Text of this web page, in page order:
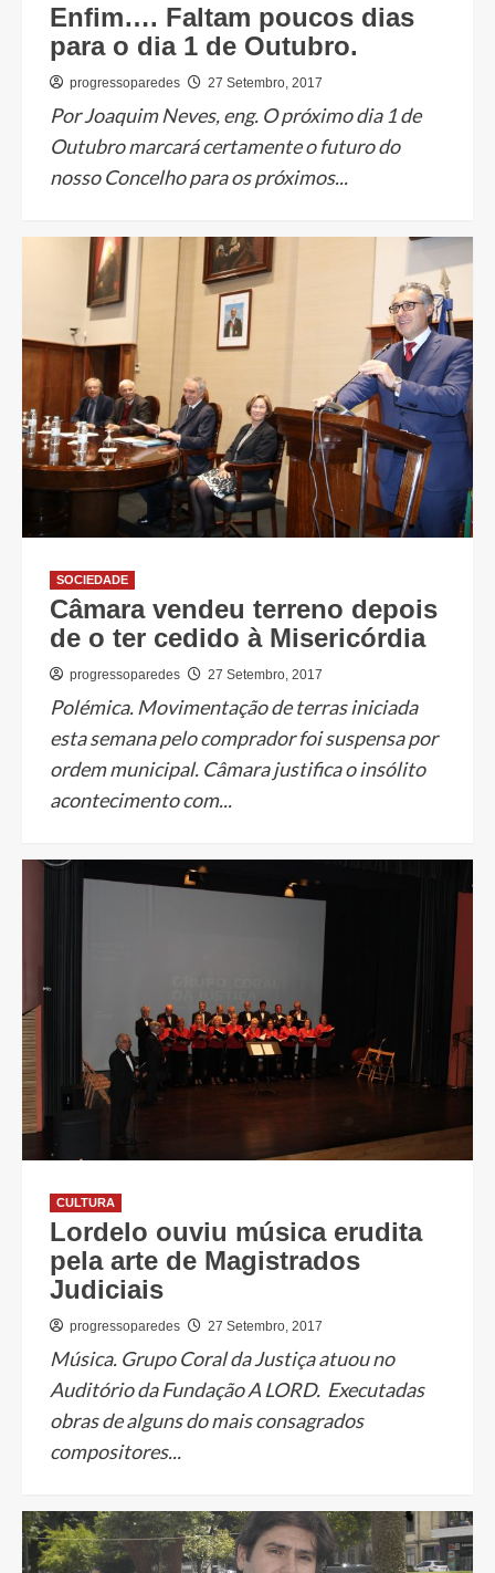
Enfim…. Faltam poucos dias
para o dia 1 de Outubro.
progressoparedes 27 Setembro, 2017
Por Joaquim Neves, eng. O próximo dia 1 de
Outubro marcará certamente o futuro do
nosso Concelho para os próximos...
SOCIEDADE
Câmara vendeu terreno depois
de o ter cedido à Misericórdia
progressoparedes 27 Setembro, 2017
Polémica. Movimentação de terras iniciada
esta semana pelo comprador foi suspensa por
ordem municipal. Câmara justifica o insólito
acontecimento com...
CULTURA
Lordelo ouviu música erudita
pela arte de Magistrados
Judiciais
progressoparedes 27 Setembro, 2017
Música. Grupo Coral da Justiça atuou no
Auditório da Fundação A LORD. Executadas
obras de alguns do mais consagrados
compositores...